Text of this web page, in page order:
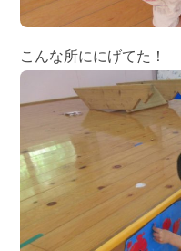
こんな所ににげてた！